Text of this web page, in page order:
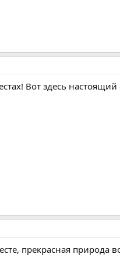
Вот здесь настоящий
прекрасная природа